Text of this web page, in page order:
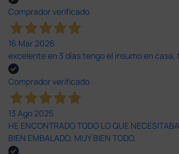
Comprador verificado
16 Mar 2026
excelente en 3 días tengo el insumo en casa,
Comprador verificado
13 Ago 2025
HE ENCONTRADO TODO LO QUE
BIEN EMBALADO. MUY BIEN TODO.